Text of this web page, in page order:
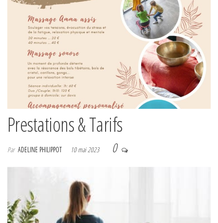
Prestations & Tarifs
Par ADELINE PHILIPPOT 10 mai 2023 0